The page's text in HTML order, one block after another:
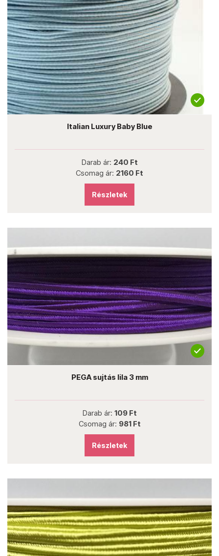
Italian Luxury Baby Blue
Darab ár: 240 Ft
Csomag ár: 2160 Ft
Részletek
PEGA sujtás lila 3 mm
Darab ár: 109 Ft
Csomag ár: 981 Ft
Részletek